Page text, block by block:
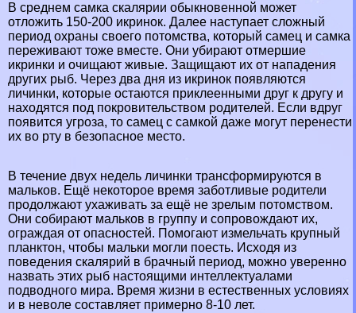
В среднем самка скалярии обыкновенной может
отложить 150-200 икринок. Далее наступает сложный
период охраны своего потомства, который самец и самка
переживают тоже вместе. Они убирают отмершие
икринки и очищают живые. Защищают их от нападения
других рыб. Через два дня из икринок появляются
личинки, которые остаются приклеенными друг к другу и
находятся под покровительством родителей. Если вдруг
появится угроза, то самец с самкой даже могут перенести
их во рту в безопасное место.
В течение двух недель личинки трaнcформируются в
мальков. Ещё некоторое время заботливые родители
продолжают ухаживать за ещё не зрелым потомством.
Они собирают мальков в группу и сопровождают их,
ограждая от опасностей. Помогают измельчать крупный
планктон, чтобы мальки могли поесть. Исходя из
поведения скалярий в брачный период, можно уверенно
назвать этих рыб настоящими интеллектуалами
подводного мира. Время жизни в естественных условиях
и в неволе составляет примерно 8-10 лет.